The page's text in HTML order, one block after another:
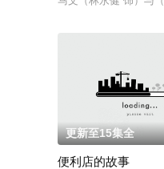
更新至15集全
便利店的故事